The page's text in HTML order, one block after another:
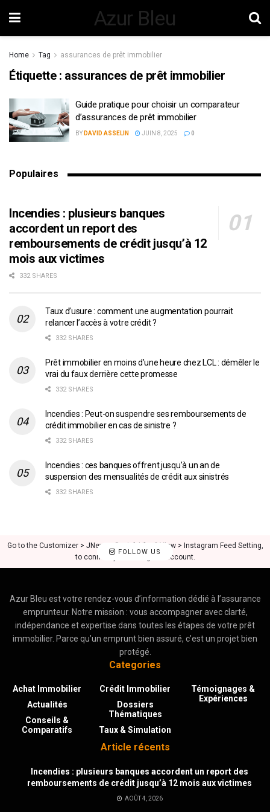
Azur Bleu
Home Tag assurances de prêt immobilier
Étiquette : assurances de prêt immobilier
Guide pratique pour choisir un comparateur
d’assurances de prêt immobilier
BY DAVID ASSELIN JUIN 8, 2025 0
Populaires
Incendies : plusieurs banques
accordent un report des
remboursements de crédit jusqu’à 12
mois aux victimes
332 SHARES
Taux d’usure : comment une augmentation pourrait
relancer l’accès à votre crédit ?
332 SHARES
Prêt immobilier en moins d’une heure chez LCL : démêler le
vrai du faux derrière cette promesse
332 SHARES
Incendies : Peut-on suspendre ses remboursements de
crédit immobilier en cas de sinistre ?
332 SHARES
Incendies : ces banques offrent jusqu’à un an de
suspension des mensualités de crédit aux sinistrés
332 SHARES
FOLLOW US
Go to the Customizer > JNews : Social, Like & View > Instagram Feed Setting,
to connect your Instagram account.
Azur Bleu est votre rendez-vous d’information dédié à l’assurance
emprunteur. Notre mission : vous accompagner avec clarté,
indépendance et expertise dans toutes les étapes de votre prêt
immobilier. Parce qu’un emprunt bien assuré, c’est un projet bien
protégé.
Categories
Achat Immobilier
Actualités
Conseils &
Comparatifs
Crédit Immobilier
Dossiers
Thématiques
Taux & Simulation
Témoignages &
Expériences
Article récents
Incendies : plusieurs banques accordent un report des
remboursements de crédit jusqu’à 12 mois aux victimes
AOÛT 4, 2026